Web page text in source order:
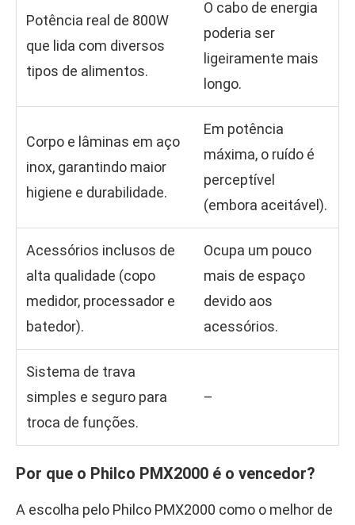
Potência real de 800W
que lida com diversos
tipos de alimentos.
O cabo de energia
poderia ser
ligeiramente mais
longo.
Corpo e lâminas em aço
inox, garantindo maior
higiene e durabilidade.
Em potência
máxima, o ruído é
perceptível
(embora aceitável).
Acessórios inclusos de
alta qualidade (copo
medidor, processador e
batedor).
Ocupa um pouco
mais de espaço
devido aos
acessórios.
Sistema de trava
simples e seguro para
troca de funções.
–
Por que o Philco PMX2000 é o vencedor?
A escolha pelo Philco PMX2000 como o melhor de